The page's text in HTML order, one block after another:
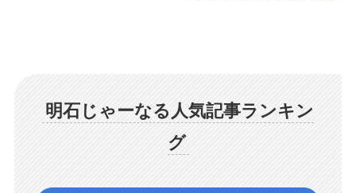
明石じゃーなる人気記事ランキン
グ